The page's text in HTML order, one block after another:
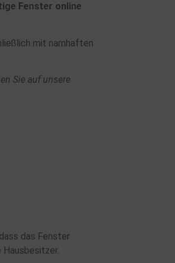
Fenster online
mit namhaften
Sie auf unsere
das Fenster